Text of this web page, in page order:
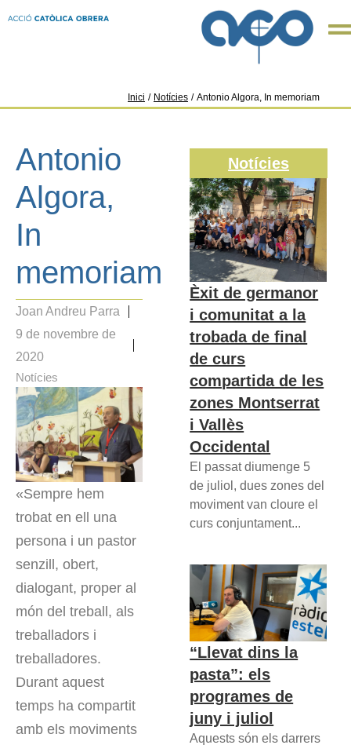
Inici / Notícies / Antonio Algora, In memoriam
Antonio
Algora,
In
memoriam
Joan Andreu Parra
9 de novembre de
2020
Notícies
«Sempre hem
trobat en ell una
persona i un pastor
senzill, obert,
dialogant, proper al
món del treball, als
treballadors i
treballadores.
Durant aquest
temps ha compartit
amb els moviments
Notícies
Èxit de germanor
i comunitat a la
trobada de final
de curs
compartida de les
zones Montserrat
i Vallès
Occidental
El passat diumenge 5
de juliol, dues zones del
moviment van cloure el
curs conjuntament...
“Llevat dins la
pasta”: els
programes de
juny i juliol
Aquests són els darrers